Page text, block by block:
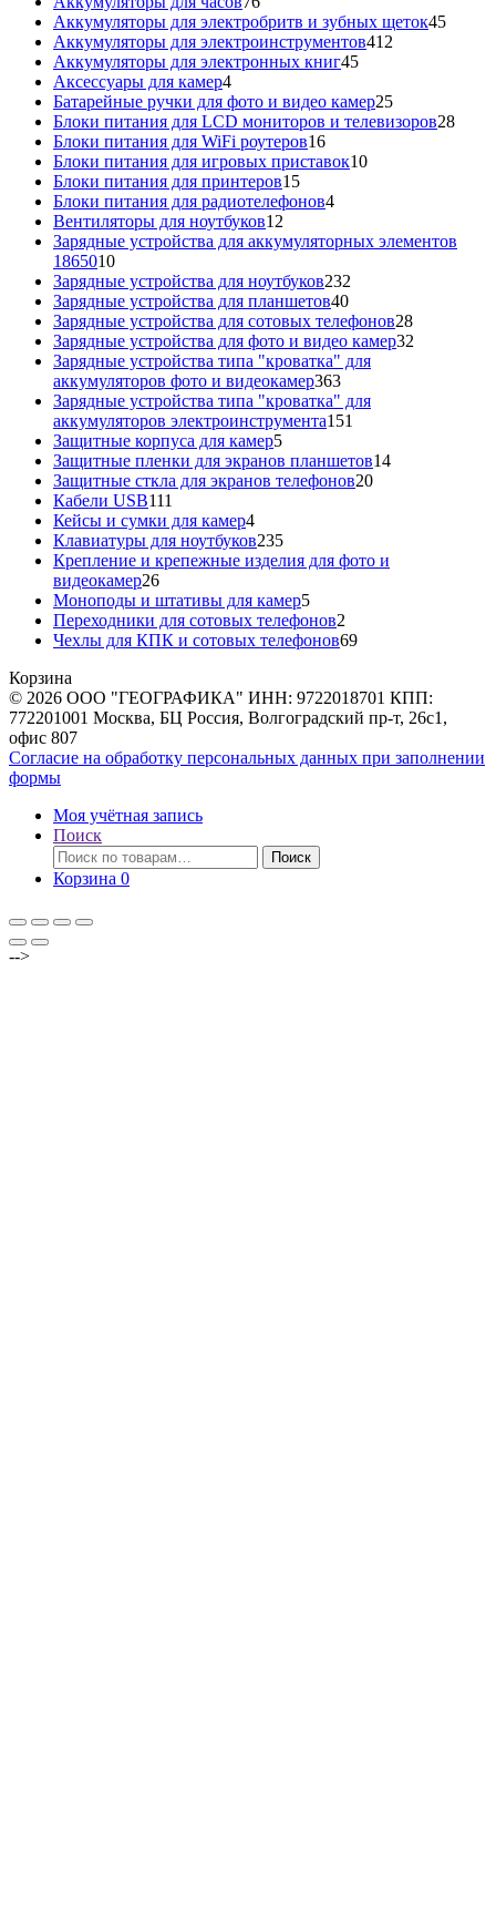
товаров
Аккумуляторы для электробритв и зубных щеток4545
Аккумуляторы для электроинструментов412
Аккумуляторы для электронных книг4545
Аксессуары для камер44
товара
Батарейные ручки для фото и видео камер2525
товаров
Блоки питания для LCD мониторов и телевизоров2828
Блоки питания для WiFi роутеров1616
товаров
Блоки питания для игровых приставок1010
Блоки питания для принтеров1515
товаров
Блоки питания для радиотелефонов44
Вентиляторы для ноутбуков12
товаров
Зарядные устройства для аккумуляторных элементов
186501010
товаров
Зарядные устройства для ноутбуков232
Зарядные устройства для планшетов4040
товаров
Зарядные устройства для сотовых телефонов2828
товаров
Зарядные устройства для фото и видео камер32
Зарядные устройства типа "кроватка" для
аккумуляторов фото и видеокамер363363
товара
Зарядные устройства типа "кроватка" для
аккумуляторов электроинструмента151
Защитные корпуса для камер55
товаров
Защитные пленки для экранов планшетов1414
Защитные сткла для экранов телефонов2020
Кабели USB111
товаров
Кейсы и сумки для камер44
товара
Клавиатуры для ноутбуков235235
товаров
Крепление и крепежные изделия для фото и
видеокамер2626
товаров
Моноподы и штативы для камер55
товаров
Переходники для сотовых телефонов2
товара
Чехлы для КПК и сотовых телефонов6969
Корзина
© 2026 ООО "ГЕОГРАФИКА" ИНН: 9722018701 КПП:
772201001 Москва, БЦ Россия, Волгоградский пр-т, 26с1,
офис 807
Согласие на обработку персональных данных при заполнении
формы
Моя учётная запись
Поиск
Искать:
Поиск
Корзина 0
-->